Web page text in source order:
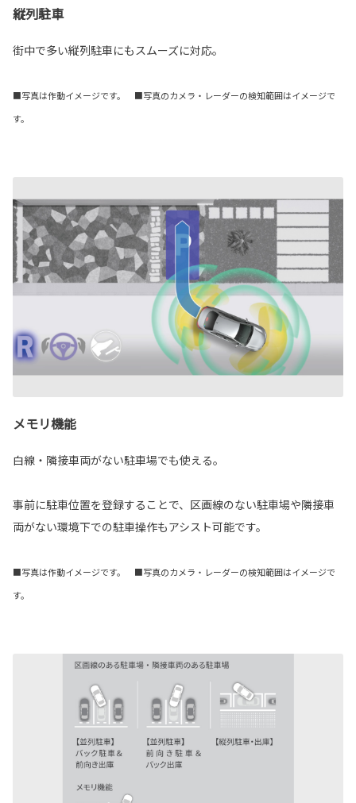
縦列駐車
街中で多い縦列駐車にもスムーズに対応。
■写真は作動イメージです。 ■写真のカメラ・レーダーの検知範囲はイメージで
す。
メモリ機能
白線・隣接車両がない駐車場でも使える。
事前に駐車位置を登録することで、区画線のない駐車場や隣接車
両がない環境下での駐車操作もアシスト可能です。
■写真は作動イメージです。 ■写真のカメラ・レーダーの検知範囲はイメージで
す。